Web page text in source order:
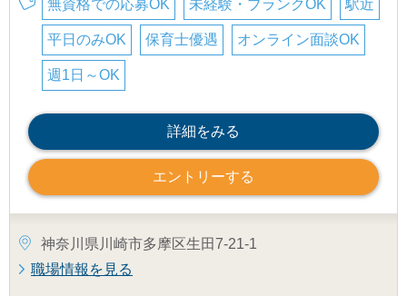
無資格での応募OK 未経験・ブランクOK 駅近
平日のみOK 保育士優遇 オンライン面談OK
週1日～OK
詳細をみる
エントリーする
神奈川県川崎市多摩区生田7-21-1
職場情報を見る